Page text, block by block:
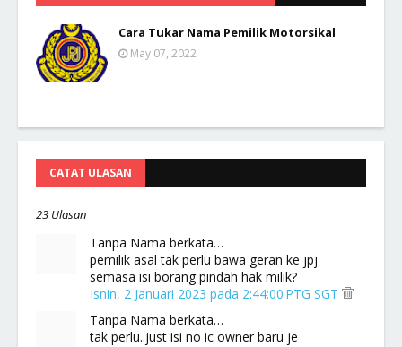
Cara Tukar Nama Pemilik Motorsikal
May 07, 2022
CATAT ULASAN
23 Ulasan
Tanpa Nama berkata…
pemilik asal tak perlu bawa geran ke jpj
semasa isi borang pindah hak milik?
Isnin, 2 Januari 2023 pada 2:44:00 PTG SGT
Tanpa Nama berkata…
tak perlu..just isi no ic owner baru je